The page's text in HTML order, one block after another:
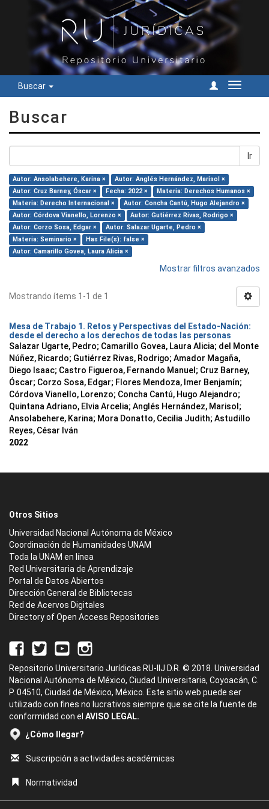
Buscar
Cambiar
Buscar
Ir
Autor: Ansolabehere, Karina ×
Autor: Anglés Hernández, Marisol ×
Autor: Cruz Barney, Óscar ×
Fecha: 2022 ×
Materia: Derechos Humanos ×
Materia: Derecho Internacional ×
Autor: Concha Cantú, Hugo Alejandro ×
Autor: Córdova Vianello, Lorenzo ×
Autor: Gutiérrez Rivas, Rodrigo ×
Autor: Corzo Sosa, Edgar ×
Autor: Salazar Ugarte, Pedro ×
Materia: Seminario ×
Has File(s): false ×
Autor: Camarillo Govea, Laura Alicia ×
Mostrar filtros avanzados
Mostrando ítems 1-1 de 1
Mesa de Trabajo 1. Retos y Perspectivas del Estado-Nación:
desde el derecho a los derechos de todas las personas
Salazar Ugarte, Pedro; Camarillo Govea, Laura Alicia; del Monte
Núñez, Ricardo; Gutiérrez Rivas, Rodrigo; Amador Magaña,
Diego Isaac; Castro Figueroa, Fernando Manuel ; Cruz Barney,
Óscar; Corzo Sosa, Edgar; Flores Mendoza, Imer Benjamín;
Córdova Vianello, Lorenzo; Concha Cantú, Hugo Alejandro;
Quintana Adriano, Elvia Arcelia; Anglés Hernández, Marisol ;
Ansolabehere, Karina; Mora Donatto, Cecilia Judith; Astudillo
Reyes, César Iván
2022
Otros Sitios
Universidad Nacional Autónoma de México
Coordinación de Humanidades UNAM
Toda la UNAM en línea
Red Universitaria de Aprendizaje
Portal de Datos Abiertos
Dirección General de Bibliotecas
Red de Acervos Digitales
Directory of Open Access Repositories
Repositorio Universitario Jurídicas RU-IIJ D.R. © 2018. Universidad
Nacional Autónoma de México, Ciudad Universitaria, Coyoacán, C.
P. 04510, Ciudad de México, México. Este sitio web puede ser
utilizado con fines no lucrativos siempre que se cite la fuente de
conformidad con el AVISO LEGAL.
¿Cómo llegar?
Suscripción a actividades académicas
Normatividad